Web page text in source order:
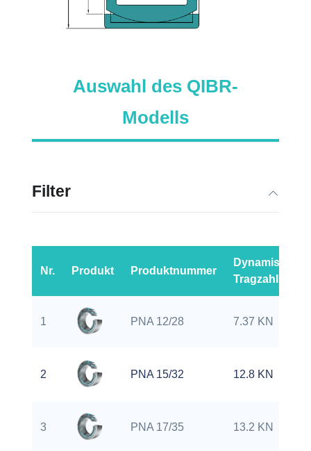
Auswahl des QIBR-
Modells
Filter
Nr. Produkt Produktnummer
Dynamische
Tragzahl
1 PNA 12/28 7.37 KN
2 PNA 15/32 12.8 KN
3 PNA 17/35 13.2 KN